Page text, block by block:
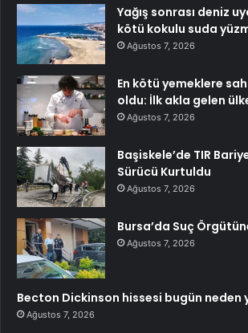
Yağış sonrası deniz
kötü kokulu suda
Ağustos 7, 2026
En kötü yemeklere
oldu: İlk akla gelen
Ağustos 7, 2026
Başiskele’de TIR
Sürücü Kurtuldu
Ağustos 7, 2026
Bursa’da Suç
Ağustos 7, 2026
Becton Dickinson hissesi bugün neden
Ağustos 7, 2026